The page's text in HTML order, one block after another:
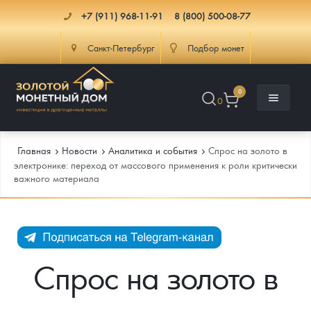
+7 (911) 968-11-91 8 (800) 500-08-77
Санкт-Петербург Подбор монет
0
0
Каталог
Каталог Монет
Монеты Россия и СССР
Памятные и старинные монеты
Инфо
Подлинность монет
Главная Новости Аналитика и события
Спрос на золото в
электронике: переход от массового применения к роли критически
важного материала
Спрос на золото в